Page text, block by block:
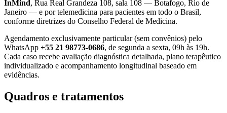
InMind, Rua Real Grandeza 108, sala 108 — Botafogo, Rio de
Janeiro — e por telemedicina para pacientes em todo o Brasil,
conforme diretrizes do Conselho Federal de Medicina.
Agendamento exclusivamente particular (sem convênios) pelo
WhatsApp +55 21 98773-0686, de segunda a sexta, 09h às 19h.
Cada caso recebe avaliação diagnóstica detalhada, plano terapêutico
individualizado e acompanhamento longitudinal baseado em
evidências.
Quadros e tratamentos